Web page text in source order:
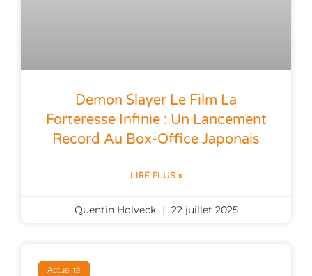
Demon Slayer Le Film La
Forteresse Infinie : Un Lancement
Record Au Box-Office Japonais
LIRE PLUS »
Quentin Holveck 22 juillet 2025
Actualité